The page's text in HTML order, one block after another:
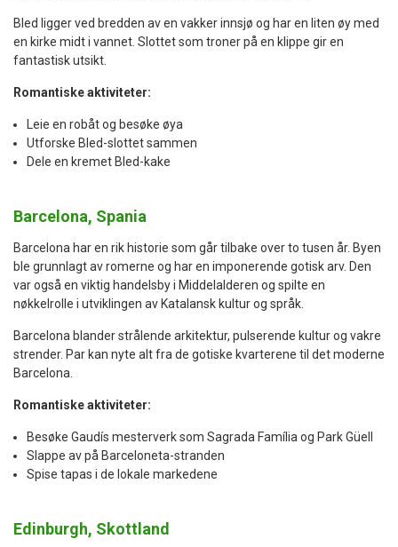
Bled ligger ved bredden av en vakker innsjø og har en liten øy med
en kirke midt i vannet. Slottet som troner på en klippe gir en
fantastisk utsikt.
Romantiske aktiviteter:
Leie en robåt og besøke øya
Utforske Bled-slottet sammen
Dele en kremet Bled-kake
Barcelona, Spania
Barcelona har en rik historie som går tilbake over to tusen år. Byen
ble grunnlagt av romerne og har en imponerende gotisk arv. Den
var også en viktig handelsby i Middelalderen og spilte en
nøkkelrolle i utviklingen av Katalansk kultur og språk.
Barcelona blander strålende arkitektur, pulserende kultur og vakre
strender. Par kan nyte alt fra de gotiske kvarterene til det moderne
Barcelona.
Romantiske aktiviteter:
Besøke Gaudís mesterverk som Sagrada Família og Park Güell
Slappe av på Barceloneta-stranden
Spise tapas i de lokale markedene
Edinburgh, Skottland